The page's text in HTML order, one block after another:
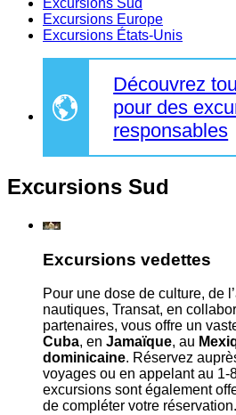
Excursions Sud
Excursions Europe
Excursions États-Unis
Découvrez
pour des
responsables
Excursions Sud
Excursions vedettes
Pour une dose de culture, de
nautiques, Transat, en
partenaires, vous offre un
Cuba, en Jamaïque, au
dominicaine. Réservez
voyages ou en appelant au
excursions sont également
de compléter votre réservation.